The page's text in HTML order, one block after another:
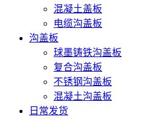
混凝土盖板
电缆沟盖板
沟盖板
球墨铸铁沟盖板
复合沟盖板
不锈钢沟盖板
混凝土沟盖板
日常发货